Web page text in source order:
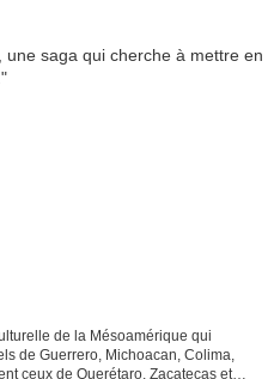
de la Mésoamérique qui
de Guerrero, Michoacan, Colima,
ceux de Querétaro, Zacatecas et